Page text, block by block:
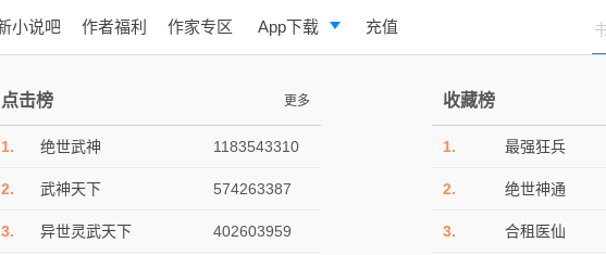
小说吧 作者福利 作家专区 App下载 充值
更多
点击榜
1. 绝世武神 1183543310
2. 武神天下 574263387
3. 异世灵武天下 402603959
收藏榜
1. 最强狂兵
2. 绝世神通
3. 合租医仙